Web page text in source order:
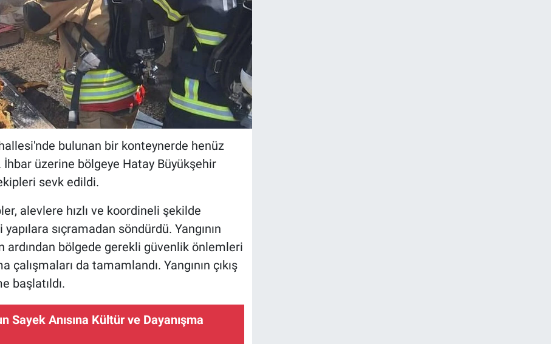
bulunan bir konteynerde henüz
İhbar üzerine bölgeye Hatay Büyükşehir
sevk edildi.
alevlere hızlı ve koordineli şekilde
sıçramadan söndürdü. Yangının
ardından bölgede gerekli güvenlik önlemleri
da tamamlandı. Yangının çıkış
başlatıldı.
Sayek Anısına Kültür ve Dayanışma